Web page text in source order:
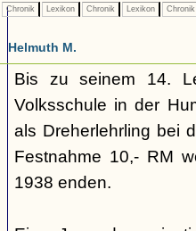
Chronik Lexikon Chronik Lexikon Chronik
Helmuth M.
Bis zu seinem 14.
Volksschule in der
als Dreherlehrling bei
Festnahme 10,- RM
1938 enden.